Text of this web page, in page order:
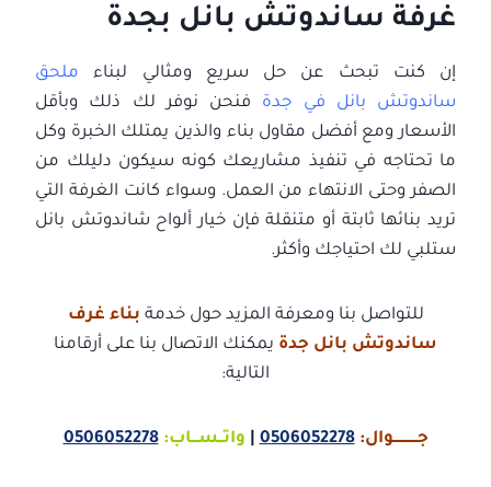
غرفة ساندوتش بانل بجدة
إن كنت تبحث عن حل سريع ومثالي لبناء ملحق
ساندوتش بانل في جدة فنحن نوفر لك ذلك وبأقل
الأسعار ومع أفضل مقاول بناء والذين يمتلك الخبرة وكل
ما تحتاجه في تنفيذ مشاريعك كونه سيكون دليلك من
الصفر وحتى الانتهاء من العمل. وسواء كانت الغرفة التي
تريد بنائها ثابتة أو متنقلة فإن خيار ألواح شاندوتش بانل
ستلبي لك احتياجك وأكثر.
للتواصل بنا ومعرفة المزيد حول خدمة بناء غرف
ساندوتش بانل جدة يمكنك الاتصال بنا على أرقامنا
التالية:
جـــــــــــوال:0506052278 واتــســـاب:0506052278